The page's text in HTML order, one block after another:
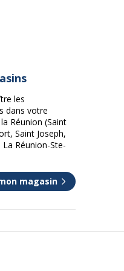
les
dans votre
Réunion (Saint
Saint Joseph,
La Réunion-Ste-
magasin